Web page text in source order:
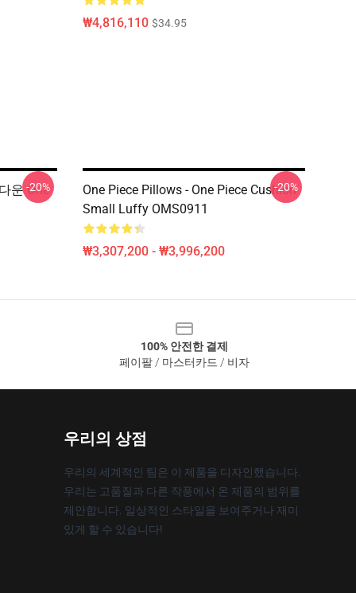
₩4,816,110 $34.95
운 One
-20%
One Piece Pillows - One Piece Cushion
Small Luffy OMS0911
₩3,307,200 - ₩3,996,200
-20%
100% 안전한 결제
페이팔 / 마스터카드 / 비자
우리의 상점
우리의 세계적인 팀은 이 제품을 디자인했습니다.
우리는 고품질과 다른 작풍에서 온 제품의 범위를
제안합니다. 일상적인 스타일을 보여주거나 재미
있게 할 수 있습니다!